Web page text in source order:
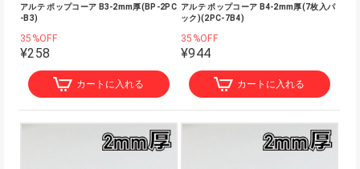
アルテ ポップコーア B3-2mm厚(BP-2PC
-B3)
35%OFF
¥258
カートに入れる
アルテ ポップコーア B4-2mm厚(7枚入パ
ック)(2PC-7B4)
35%OFF
¥944
カートに入れる